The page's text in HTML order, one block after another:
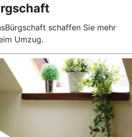
schaffen Sie mehr
Umzug.